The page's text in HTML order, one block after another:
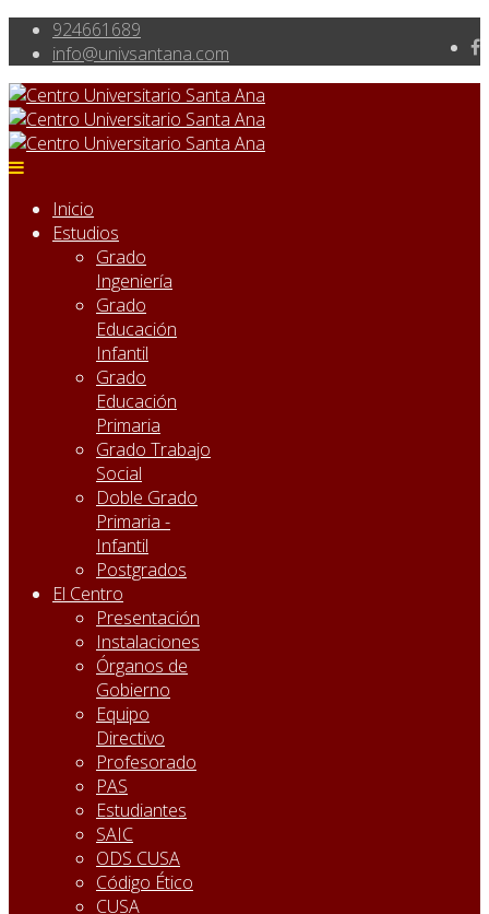
924661689
info@univsantana.com
Inicio
Estudios
Grado
Ingeniería
Grado
Educación
Infantil
Grado
Educación
Primaria
Grado Trabajo
Social
Doble Grado
Primaria -
Infantil
Postgrados
El Centro
Presentación
Instalaciones
Órganos de
Gobierno
Equipo
Directivo
Profesorado
PAS
Estudiantes
SAIC
ODS CUSA
Código Ético
CUSA